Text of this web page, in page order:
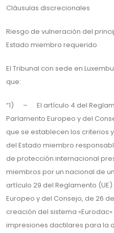
Cláusulas discrecionales
Riesgo de vulneración del
Estado miembro requerido
El Tribunal con sede en
que:
“1) – El artículo 4 del
Parlamento Europeo y del
que se establecen los criterios
del Estado miembro
de protección internacional
miembros por un nacional de
artículo 29 del Reglamento
Europeo y del Consejo, de 26
creación del sistema
impresiones dactilares para la